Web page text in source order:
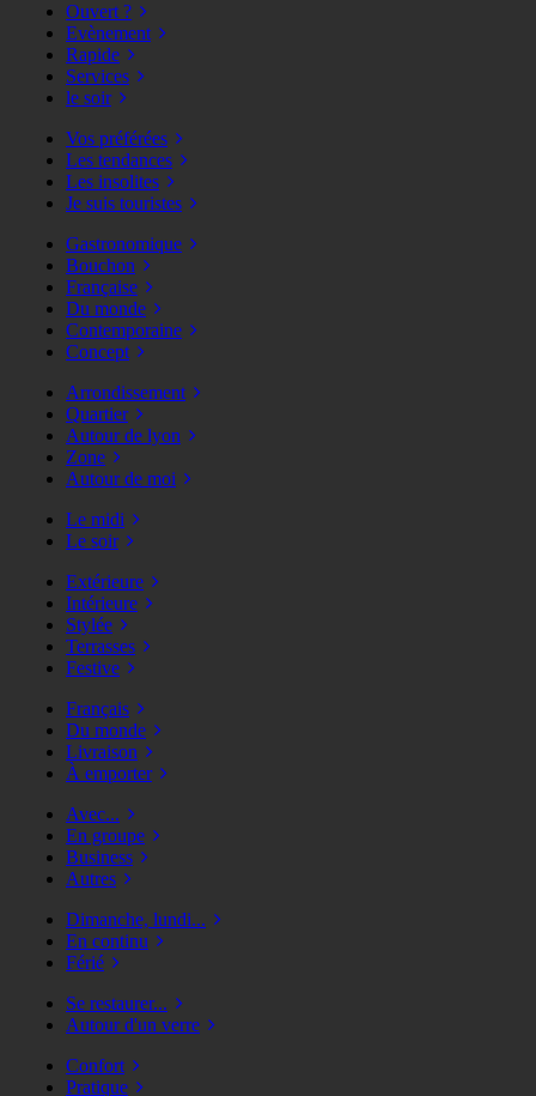
Ouvert ?
Evènement
Rapide
Services
le soir
Vos préférées
Les tendances
Les insolites
Je suis touristes
Gastronomique
Bouchon
Française
Du monde
Contemporaine
Concept
Arrondissement
Quartier
Autour de lyon
Zone
Autour de moi
Le midi
Le soir
Extérieure
Intérieure
Stylée
Terrasses
Festive
Français
Du monde
Livraison
À emporter
Avec...
En groupe
Business
Autres
Dimanche, lundi...
En continu
Férié
Se restaurer...
Autour d'un verre
Confort
Pratique